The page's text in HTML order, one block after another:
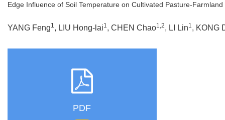
Edge Influence of Soil Temperature on Cultivated Pasture-
YANG Feng1, LIU Hong-lai1, CHEN Chao1,2, LI Lin1, KONG
PDF